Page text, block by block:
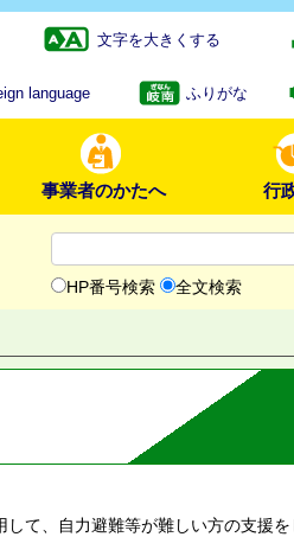
文字を大きくする
language ふりがな
事業者のかたへ 行
HP番号検索 全文検索
て、自力避難等が難しい方の支援を